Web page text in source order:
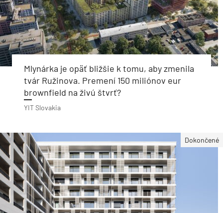
Mlynárka je opäť bližšie k tomu, aby zmenila
tvár Ružinova. Premení 150 miliónov eur
brownfield na živú štvrť?
YIT Slovakia
Dokončené